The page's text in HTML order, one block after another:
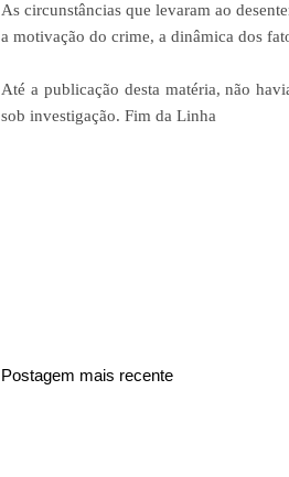
As circunstâncias que levaram ao
a motivação do crime, a dinâmica dos
Até a publicação desta matéria, não
sob investigação. Fim da Linha
Postagem mais recente